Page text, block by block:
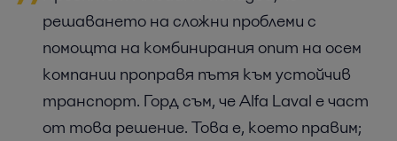
решаването на сложни проблеми с
помощта на комбинирания опит на осем
компании проправя пътя към устойчив
транспорт. Горд съм, че Alfa Laval е част
от това решение. Това е, което правим;